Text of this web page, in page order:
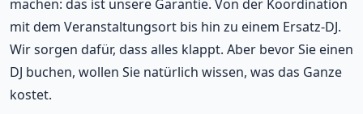
machen: das ist unsere Garantie. Von der Koordination
mit dem Veranstaltungsort bis hin zu einem Ersatz-DJ.
Wir sorgen dafür, dass alles klappt. Aber bevor Sie einen
DJ buchen, wollen Sie natürlich wissen, was das Ganze
kostet.